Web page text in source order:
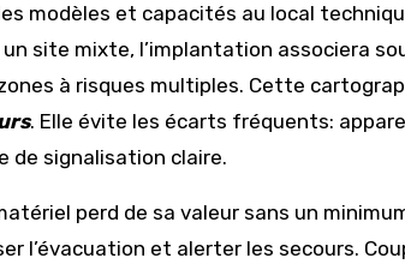
modèles et capacités au local
site mixte, l’implantation associera
à risques multiples. Cette
. Elle évite les écarts fréquents:
de signalisation claire.
perd de sa valeur sans un
et alerter les secours.